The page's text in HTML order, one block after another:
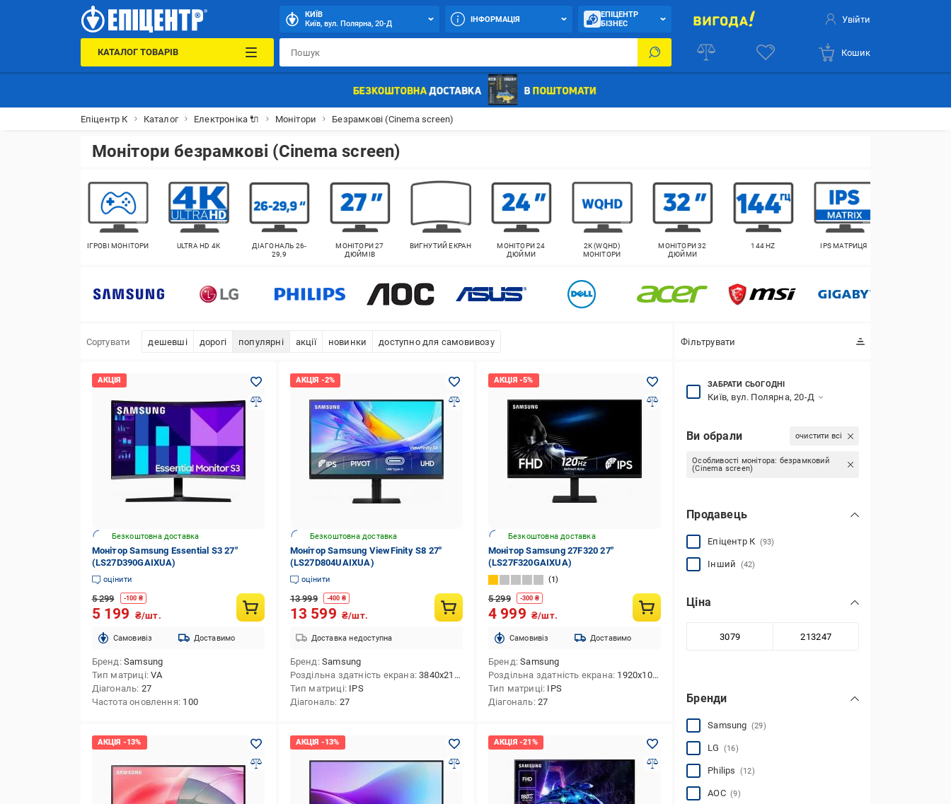
КИЇВ
Київ, вул. Полярна, 20-Д
ІНФОРМАЦІЯ
ЕПІЦЕНТР
БІЗНЕС
Увійти
КАТАЛОГ ТОВАРІВ Кошик
Епіцентр К Каталог Електроніка 🔌 Монітори Безрамкові (Сinema screen)
Монітори безрамкові (Сinema screen)
ІГРОВІ МОНІТОРИ ULTRA HD 4K
ДІАГОНАЛЬ 26-
29,9
МОНІТОРИ 27
ДЮЙМІВ
ВИГНУТИЙ ЕКРАН
МОНІТОРИ 24
ДЮЙМИ
2K (WQHD)
МОНІТОРИ
МОНІТОРИ 32
ДЮЙМИ
144 HZ IPS МАТРИЦЯ
Сортувати дешевші дорогі популярні акції новинки доступно для самовивозу Фільтрувати
Безкоштовна доставка
Монітор Samsung Essential S3 27"
(LS27D390GAIXUA)
оцінити
5 299 -100 ₴
5 199 ₴/шт.
Cамовивіз Доставимо
Бренд Samsung
Тип матриці VA
Діагональ 27
Частота оновлення 100
Безкоштовна доставка
Монітор Samsung ViewFinity S8 27"
(LS27D804UAIXUA)
оцінити
13 999 -400 ₴
13 599 ₴/шт.
Доставка недоступна
Бренд Samsung
Роздільна здатність екрана 3840x2160 (UHD 4K)
Тип матриці IPS
Діагональ 27
Безкоштовна доставка
Монітор Samsung 27F320 27"
(LS27F320GAIXUA)
1
5 299 -300 ₴
4 999 ₴/шт.
Cамовивіз Доставимо
Бренд Samsung
Роздільна здатність екрана 1920x1080 (FHD)
Тип матриці IPS
Діагональ 27
ЗАБРАТИ СЬОГОДНІ
Київ, вул. Полярна, 20-Д
Ви обрали очистити всі
Особливості монітора: безрамковий
(Сinema screen)
Продавець
Епіцентр К (93)
Інший (42)
Ціна
Бренди
Samsung (29)
LG (16)
Philips (12)
AOC(9)